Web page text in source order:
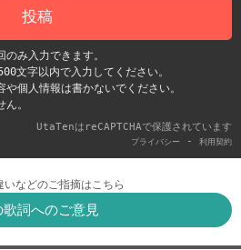
投稿
み入力できます。
文字以内で入力してください。
個人情報は書かないでください。
。
UtaTenはreCAPTCHAで保護されています
プライバシー - 利用契約
いなどのご指摘はこちら
歌詞へのご意見